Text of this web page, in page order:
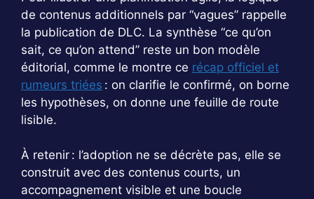
de contenus additionnels par “vagues” rappelle
la publication de DLC. La synthèse “ce qu’on
sait, ce qu’on attend” reste un bon modèle
éditorial, comme le montre ce récap officiel et
rumeurs triées : on clarifie le confirmé, on borne
les hypothèses, on donne une feuille de route
lisible.
À retenir : l’adoption ne se décrète pas, elle se
construit avec des contenus courts, un
accompagnement visible et une boucle